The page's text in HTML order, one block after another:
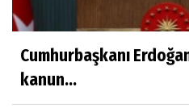
Cumhurbaşkanı
kanun...